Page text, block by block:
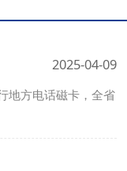
2025-04-09
地方电话磁卡，全省